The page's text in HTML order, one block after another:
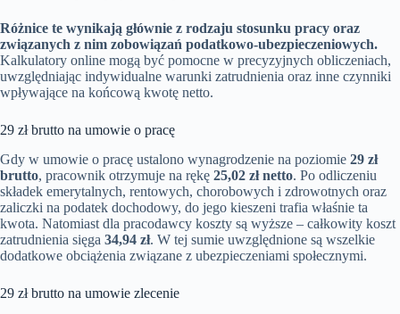
Różnice te wynikają głównie z rodzaju stosunku pracy oraz
związanych z nim zobowiązań podatkowo-ubezpieczeniowych.
Kalkulatory online mogą być pomocne w precyzyjnych obliczeniach,
uwzględniając indywidualne warunki zatrudnienia oraz inne czynniki
wpływające na końcową kwotę netto.
29 zł brutto na umowie o pracę
Gdy w umowie o pracę ustalono wynagrodzenie na poziomie 29 zł
brutto, pracownik otrzymuje na rękę 25,02 zł netto. Po odliczeniu
składek emerytalnych, rentowych, chorobowych i zdrowotnych oraz
zaliczki na podatek dochodowy, do jego kieszeni trafia właśnie ta
kwota. Natomiast dla pracodawcy koszty są wyższe – całkowity koszt
zatrudnienia sięga 34,94 zł. W tej sumie uwzględnione są wszelkie
dodatkowe obciążenia związane z ubezpieczeniami społecznymi.
29 zł brutto na umowie zlecenie